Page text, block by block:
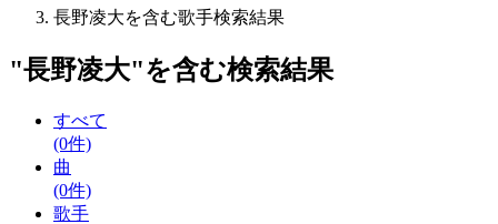
長野凌大を含む歌手検索結果
"長野凌大"を含む検索結果
すべて
(0件)
曲
(0件)
歌手